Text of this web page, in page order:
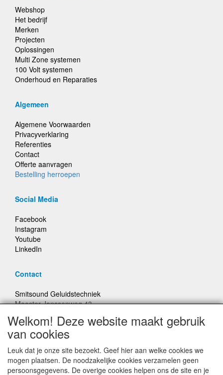
Webshop
Het bedrijf
Merken
Projecten
Oplossingen
Multi Zone systemen
100 Volt systemen
Onderhoud en Reparaties
Algemeen
Algemene Voorwaarden
Privacyverklaring
Referenties
Contact
Offerte aanvragen
Bestelling herroepen
Social Media
Facebook
Instagram
Youtube
LinkedIn
Contact
Smitsound Geluidstechniek
Meester Janssenweg 43
E-mail: info@smitsound.nl
Telefoon: +31-(0)6-22256322
Bestellingen binnen Nederland, ongeacht gewicht, verstuurd
voor € 6,95
Welkom! Deze website maakt gebruik
van cookies
Leuk dat je onze site bezoekt. Geef hier aan welke cookies we
mogen plaatsen. De noodzakelijke cookies verzamelen geen
persoonsgegevens. De overige cookies helpen ons de site en je